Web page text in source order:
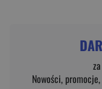
Nowości,